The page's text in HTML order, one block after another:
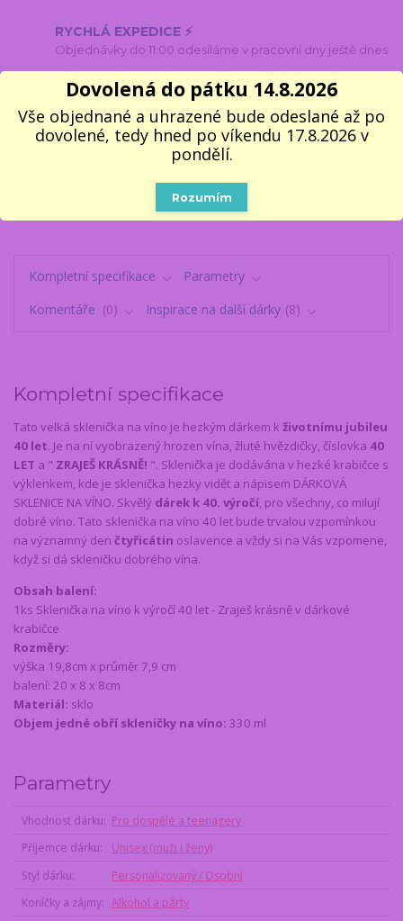
RYCHLÁ EXPEDICE ⚡
Objednávky do 11:00 odesíláme v pracovní dny ještě dnes
100% VLASTNÍ SKLAD 📦
Všechno, co vidíte, opravdu máme
5000 VÝDEJNÍCH MÍST
Do 1–2 pracovních dnů k vyzvednutí
V dárcích se fakt vyznáme
Kompletní specifikace
Parametry
Komentáře
0 Inspirace na další dárky 8
Kompletní specifikace
Tato velká sklenička na víno je hezkým dárkem k životnímu jubileu
40 let. Je na ní vyobrazený hrozen vína, žluté hvězdičky, číslovka 40
LET a " ZRAJEŠ KRÁSNĚ! ". Sklenička je dodávána v hezké krabičce s
výklenkem, kde je sklenička hezky vidět a nápisem DÁRKOVÁ
SKLENICE NA VÍNO. Skvělý dárek k 40. výročí , pro všechny, co milují
dobré víno. Tato sklenička na víno 40 let bude trvalou vzpomínkou
na významný den čtyřicátin oslavence a vždy si na Vás vzpomene,
když si dá skleničku dobrého vína.
Obsah balení:
1ks Sklenička na víno k výročí 40 let - Zraješ krásně v dárkové
krabičce
Rozměry:
výška 19,8cm x průměr 7,9 cm
balení: 20 x 8 x 8cm
Materiál: sklo
Objem jedné obří skleničky na víno: 330 ml
Parametry
Vhodnost dárku
Pro dospělé a teenagery
Příjemce dárku
Unisex (muži i ženy)
Styl dárku
Personalizovaný / Osobní
Koníčky a zájmy
Alkohol a párty
Dovolená do pátku 14.8.2026
Vše objednané a uhrazené bude odeslané až po
dovolené, tedy hned po víkendu 17.8.2026 v
pondělí.
Rozumím